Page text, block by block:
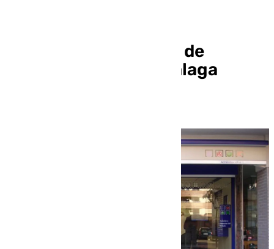
La Primitiva deja más de
600.000 euros en Málaga